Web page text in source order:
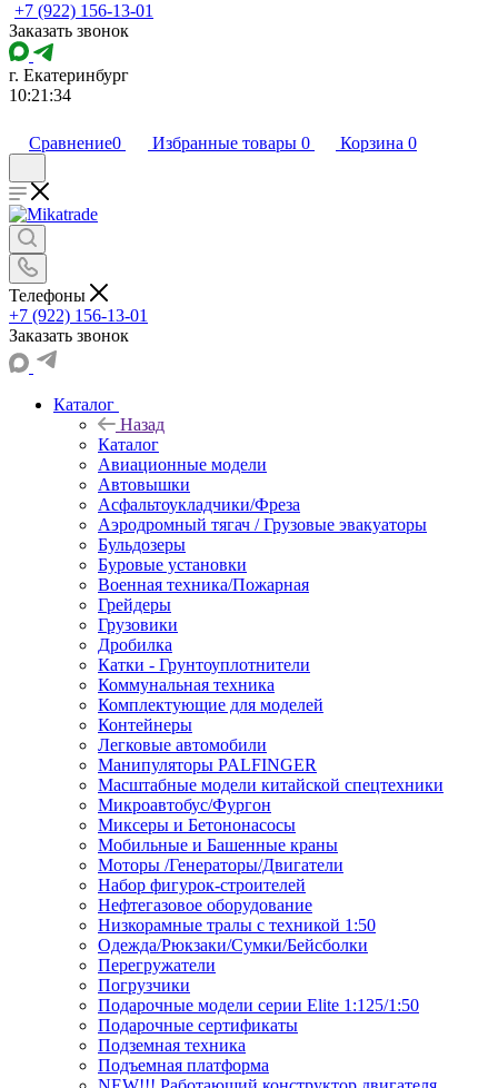
+7 (922) 156-13-01
Заказать звонок
г. Екатеринбург
10:21:34
Сравнение0 Избранные товары 0 Корзина 0
Телефоны
+7 (922) 156-13-01
Заказать звонок
Каталог
Назад
Каталог
Авиационные модели
Автовышки
Асфальтоукладчики/Фреза
Аэродромный тягач / Грузовые эвакуаторы
Бульдозеры
Буровые установки
Военная техника/Пожарная
Грейдеры
Грузовики
Дробилка
Катки - Грунтоуплотнители
Коммунальная техника
Комплектующие для моделей
Контейнеры
Легковые автомобили
Манипуляторы PALFINGER
Масштабные модели китайской спецтехники
Микроавтобус/Фургон
Миксеры и Бетононасосы
Мобильные и Башенные краны
Моторы /Генераторы/Двигатели
Набор фигурок-строителей
Нефтегазовое оборудование
Низкорамные тралы с техникой 1:50
Одежда/Рюкзаки/Сумки/Бейсболки
Перегружатели
Погрузчики
Подарочные модели серии Elite 1:125/1:50
Подарочные сертификаты
Подземная техника
Подъемная платформа